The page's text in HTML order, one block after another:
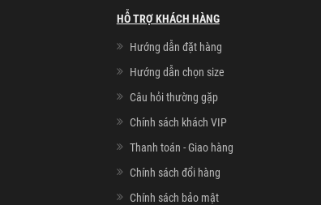
HỖ TRỢ KHÁCH HÀNG
Hướng dẫn đặt hàng
Hướng dẫn chọn size
Câu hỏi thường gặp
Chính sách khách VIP
Thanh toán - Giao hàng
Chính sách đổi hàng
Chính sách bảo mật